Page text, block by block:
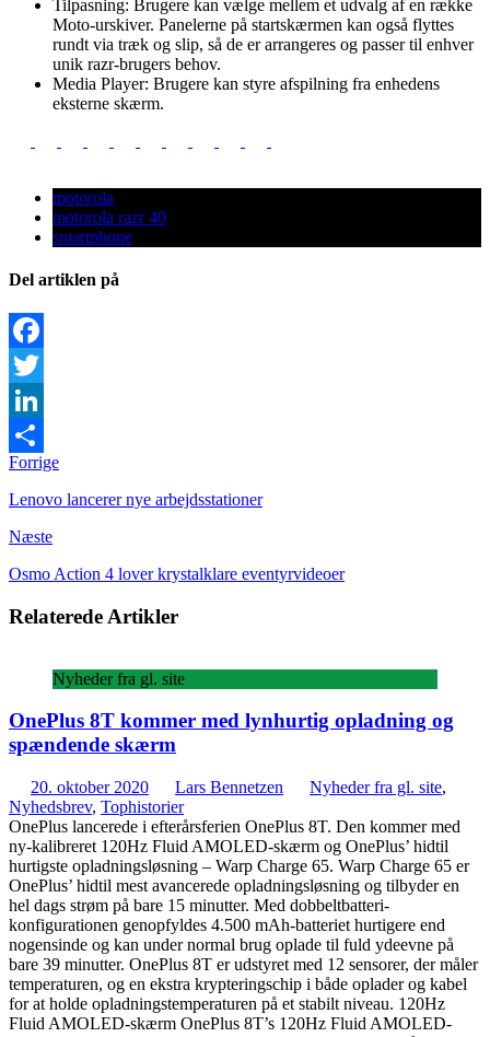
Tilpasning: Brugere kan vælge mellem et udvalg af en række
Moto-urskiver. Panelerne på startskærmen kan også flyttes
rundt via træk og slip, så de er arrangeres og passer til enhver
unik razr-brugers behov.
Media Player: Brugere kan styre afspilning fra enhedens
eksterne skærm.
motorola
motorola razr 40
smartphone
Del artiklen på
Facebook
Twitter
LinkedIn
Share
Forrige
Lenovo lancerer nye arbejdsstationer
Næste
Osmo Action 4 lover krystalklare eventyrvideoer
Relaterede Artikler
Nyheder fra gl. site
OnePlus 8T kommer med lynhurtig opladning og
spændende skærm
20. oktober 2020 Lars Bennetzen Nyheder fra gl. site,
Nyhedsbrev, Tophistorier
OnePlus lancerede i efterårsferien OnePlus 8T. Den kommer med
ny-kalibreret 120Hz Fluid AMOLED-skærm og OnePlus’ hidtil
hurtigste opladningsløsning – Warp Charge 65. Warp Charge 65 er
OnePlus’ hidtil mest avancerede opladningsløsning og tilbyder en
hel dags strøm på bare 15 minutter. Med dobbeltbatteri-
konfigurationen genopfyldes 4.500 mAh-batteriet hurtigere end
nogensinde og kan under normal brug oplade til fuld ydeevne på
bare 39 minutter. OnePlus 8T er udstyret med 12 sensorer, der måler
temperaturen, og en ekstra krypteringschip i både oplader og kabel
for at holde opladningstemperaturen på et stabilt niveau. 120Hz
Fluid AMOLED-skærm OnePlus 8T’s 120Hz Fluid AMOLED-